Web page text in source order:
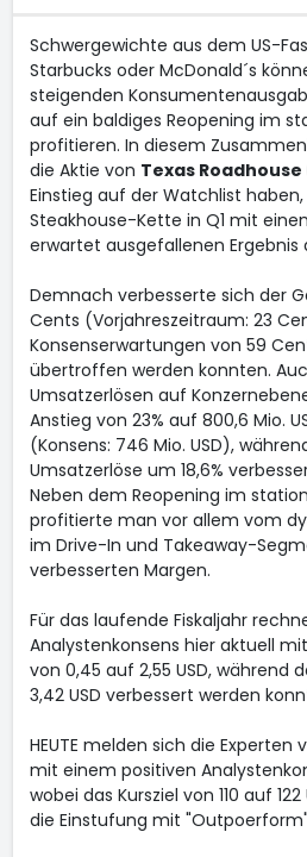
Schwergewichte aus dem US-
Starbucks oder McDonald´s
steigenden
auf ein baldiges Reopening im
profitieren. In diesem
die Aktie von Texas Roadhouse
Einstieg auf der Watchlist
Steakhouse-Kette in Q1 mit
erwartet ausgefallenen
Demnach verbesserte sich der
Cents (Vorjahreszeitraum: 23
Konsenserwartungen von 59
übertroffen werden konnten.
Umsatzerlösen auf
Anstieg von 23% auf 800,6 Mio.
(Konsens: 746 Mio. USD),
Umsatzerlöse um 18,6%
Neben dem Reopening im
profitierte man vor allem vom
im Drive-In und Takeaway-
verbesserten Margen.
Für das laufende Fiskaljahr
Analystenkonsens hier aktuell
von 0,45 auf 2,55 USD, während
3,42 USD verbessert werden
HEUTE melden sich die Experten
mit einem positiven
wobei das Kursziel von 110 auf
die Einstufung mit